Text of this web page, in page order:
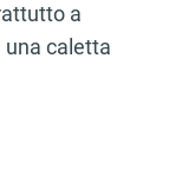
a
una caletta